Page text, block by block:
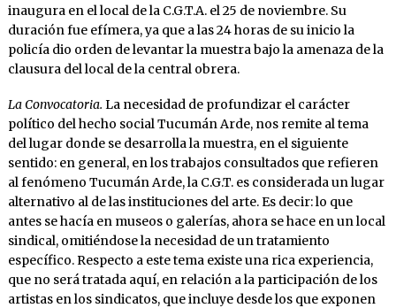
inaugura en el local de la C.G.T.A. el 25 de noviembre. Su
duración fue efímera, ya que a las 24 horas de su inicio la
policía dio orden de levantar la muestra bajo la amenaza de la
clausura del local de la central obrera.
La Convocatoria. La necesidad de profundizar el carácter
político del hecho social Tucumán Arde, nos remite al tema
del lugar donde se desarrolla la muestra, en el siguiente
sentido: en general, en los trabajos consultados que refieren
al fenómeno Tucumán Arde, la C.G.T. es considerada un lugar
alternativo al de las instituciones del arte. Es decir: lo que
antes se hacía en museos o galerías, ahora se hace en un local
sindical, omitiéndose la necesidad de un tratamiento
específico. Respecto a este tema existe una rica experiencia,
que no será tratada aquí, en relación a la participación de los
artistas en los sindicatos, que incluye desde los que exponen